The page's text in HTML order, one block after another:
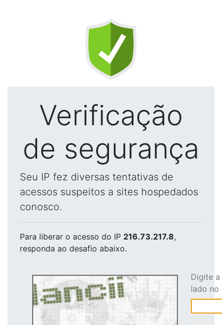
Verificação
de segurança
Seu IP fez diversas tentativas de
acessos suspeitos a sites hospedados
conosco.
Para liberar o acesso do IP 216.73.217.8,
responda ao desafio abaixo.
Digite
lado no